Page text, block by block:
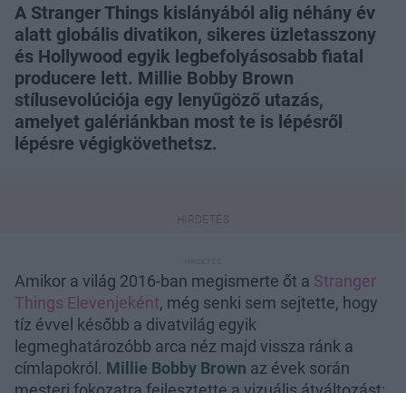
A Stranger Things kislányából alig néhány év
alatt globális divatikon, sikeres üzletasszony
és Hollywood egyik legbefolyásosabb fiatal
producere lett. Millie Bobby Brown
stílusevolúciója egy lenyűgöző utazás,
amelyet galériánkban most te is lépésről
lépésre végigkövethetsz.
Amikor a világ 2016-ban megismerte őt a Stranger
Things Elevenjeként, még senki sem sejtette, hogy
tíz évvel később a divatvilág egyik
legmeghatározóbb arca néz majd vissza ránk a
címlapokról. Millie Bobby Brown az évek során